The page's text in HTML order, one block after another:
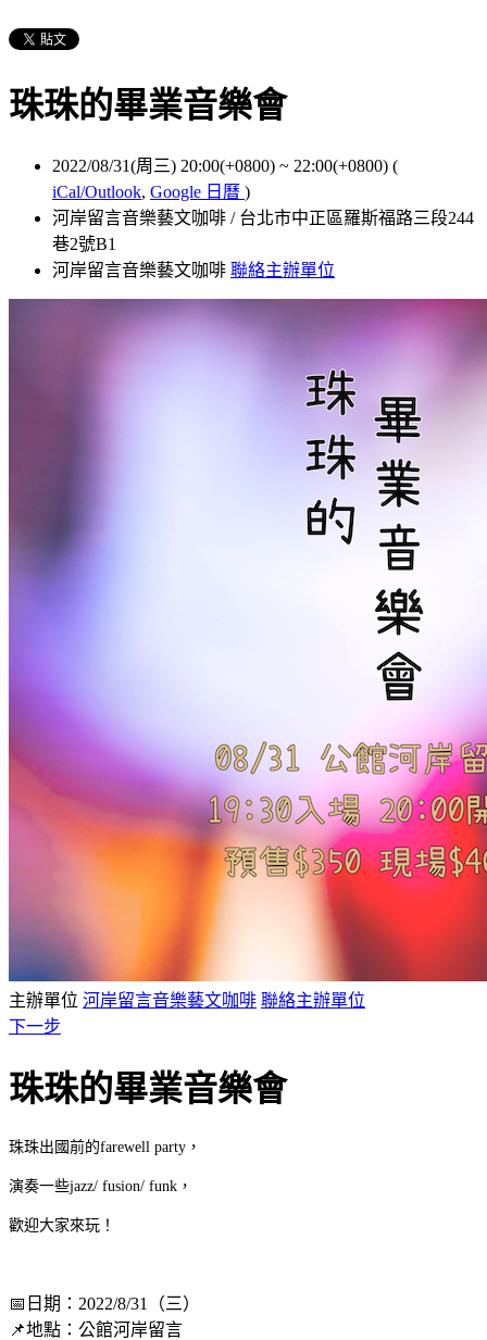
珠珠的畢業音樂會
2022/08/31(周三) 20:00(+0800) ~ 22:00(+0800) (
iCal/Outlook, Google 日曆 )
河岸留言音樂藝文咖啡 / 台北市中正區羅斯福路三段244
巷2號B1
河岸留言音樂藝文咖啡 聯絡主辦單位
主辦單位 河岸留言音樂藝文咖啡 聯絡主辦單位
下一步
珠珠的畢業音樂會
珠珠出國前的farewell party，
演奏一些jazz/ fusion/ funk，
歡迎大家來玩！
📅日期：2022/8/31（三）
📌地點：公館河岸留言